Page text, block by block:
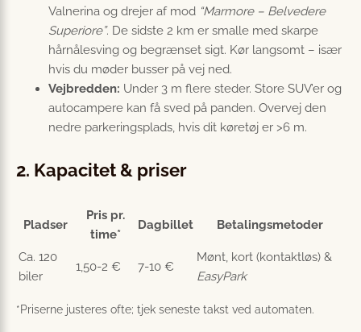
Valnerina og drejer af mod “Marmore – Belvedere
Superiore”. De sidste 2 km er smalle med skarpe
hårnålesving og begrænset sigt. Kør langsomt – især
hvis du møder busser på vej ned.
Vejbredden: Under 3 m flere steder. Store SUV’er og
autocampere kan få sved på panden. Overvej den
nedre parkeringsplads, hvis dit køretøj er >6 m.
2. Kapacitet & priser
Pladser
Pris pr.
time*
Dagbillet Betalingsmetoder
Ca. 120
biler
1,50-2 € 7-10 €
Mønt, kort (kontaktløs) &
EasyPark
*Priserne justeres ofte; tjek seneste takst ved automaten.